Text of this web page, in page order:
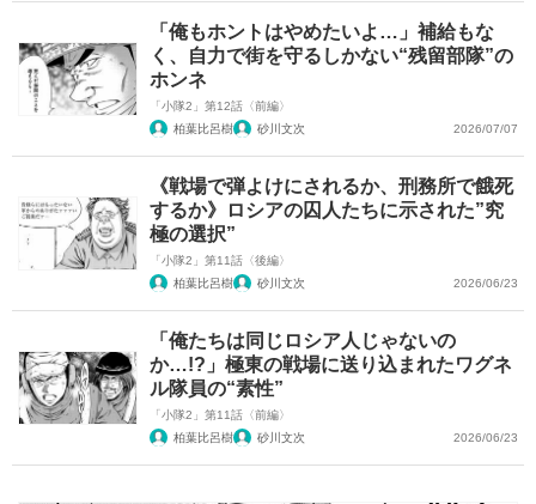
「俺もホントはやめたいよ…」補給もな
く、自力で街を守るしかない“残留部隊”の
ホンネ
「小隊2」第12話〈前編〉
柏葉比呂樹
砂川文次 2026/07/07
《戦場で弾よけにされるか、刑務所で餓死
するか》ロシアの囚人たちに示された”究
極の選択”
「小隊2」第11話〈後編〉
柏葉比呂樹
砂川文次 2026/06/23
「俺たちは同じロシア人じゃないの
か…!?」極東の戦場に送り込まれたワグネ
ル隊員の“素性”
「小隊2」第11話〈前編〉
柏葉比呂樹
砂川文次 2026/06/23